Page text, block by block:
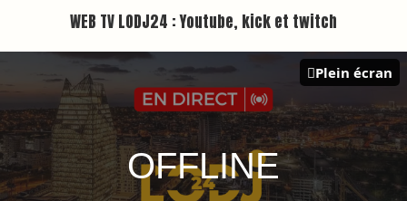
WEB TV LODJ24 : Youtube, kick et twitch
Plein écran